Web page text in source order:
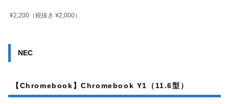
¥2,200 （税抜き ¥2,000）
NEC
【Chromebook】Chromebook Y1（11.6型）